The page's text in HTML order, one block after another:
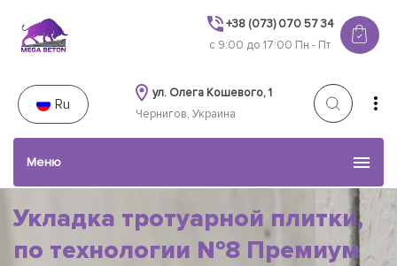
+38 (073) 070 57 34
с 9:00 до 17:00 Пн - Пт
ул. Олега Кошевого, 1
Чернигов, Украина
Ru
Меню
Каталог товаров
Укладка тротуарной плитки,
по технологии №8 Премиум